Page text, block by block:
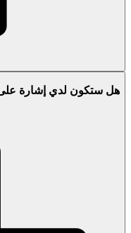
هل ستكون لدي إشارة على